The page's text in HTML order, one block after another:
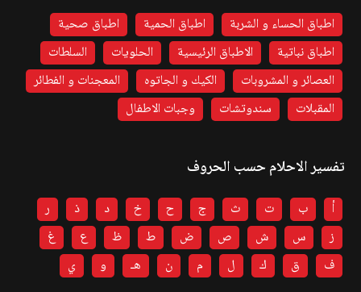
اطباق الحساء و الشربة اطباق الحمية
اطباق صحية
اطباق نباتية
الاطباق الرئيسية الحلويات
السلطات
العصائر و المشروبات
الكيك و الجاتوه
المعجنات و الفطائر
المقبلات
سندوتشات وجبات الاطفال
تفسير الاحلام حسب الحروف
أ ب ت ث ج ح خ د ذ
ر
ز
س ش ص ض ط ظ ع
غ
ف
ق ك ل م ن هـ و ي